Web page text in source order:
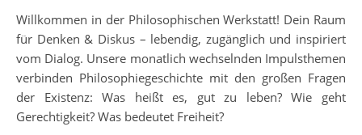
Willkommen in der Philosophischen Werkstatt! Dein Raum
für Denken & Diskus – lebendig, zugänglich und inspiriert
vom Dialog. Unsere monatlich wechselnden Impulsthemen
verbinden Philosophiegeschichte mit den großen Fragen
der Existenz: Was heißt es, gut zu leben? Wie geht
Gerechtigkeit? Was bedeutet Freiheit?